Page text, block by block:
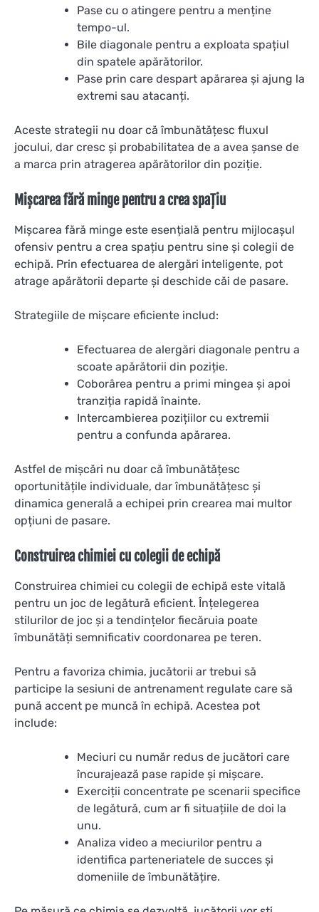
Pase cu o atingere pentru a menține
tempo-ul.
Bile diagonale pentru a exploata spațiul
din spatele apărătorilor.
Pase prin care despart apărarea și ajung la
extremi sau atacanți.
Aceste strategii nu doar că îmbunătățesc fluxul
jocului, dar cresc și probabilitatea de a avea șanse de
a marca prin atragerea apărătorilor din poziție.
Mișcarea fără minge pentru a crea spațiu
Mișcarea fără minge este esențială pentru mijlocașul
ofensiv pentru a crea spațiu pentru sine și colegii de
echipă. Prin efectuarea de alergări inteligente, pot
atrage apărătorii departe și deschide căi de pasare.
Strategiile de mișcare eficiente includ:
Efectuarea de alergări diagonale pentru a
scoate apărătorii din poziție.
Coborârea pentru a primi mingea și apoi
tranziția rapidă înainte.
Intercambierea pozițiilor cu extremii
pentru a confunda apărarea.
Astfel de mișcări nu doar că îmbunătățesc
oportunitățile individuale, dar îmbunătățesc și
dinamica generală a echipei prin crearea mai multor
opțiuni de pasare.
Construirea chimiei cu colegii de echipă
Construirea chimiei cu colegii de echipă este vitală
pentru un joc de legătură eficient. Înțelegerea
stilurilor de joc și a tendințelor fiecăruia poate
îmbunătăți semnificativ coordonarea pe teren.
Pentru a favoriza chimia, jucătorii ar trebui să
participe la sesiuni de antrenament regulate care să
pună accent pe muncă în echipă. Acestea pot
include:
Meciuri cu număr redus de jucători care
încurajează pase rapide și mișcare.
Exerciții concentrate pe scenarii specifice
de legătură, cum ar fi situațiile de doi la
unu.
Analiza video a meciurilor pentru a
identifica parteneriatele de succes și
domeniile de îmbunătățire.